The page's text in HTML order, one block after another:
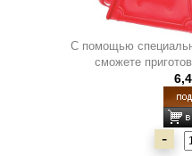
С помощью
сможете
-